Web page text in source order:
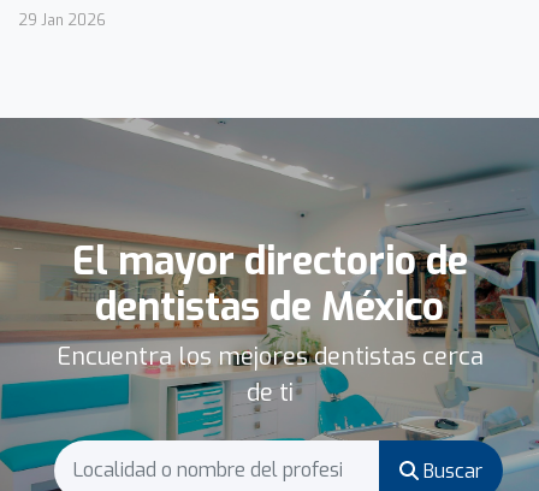
29 Jan 2026
El mayor directorio de
dentistas de México
Encuentra los mejores dentistas cerca
de ti
Buscar